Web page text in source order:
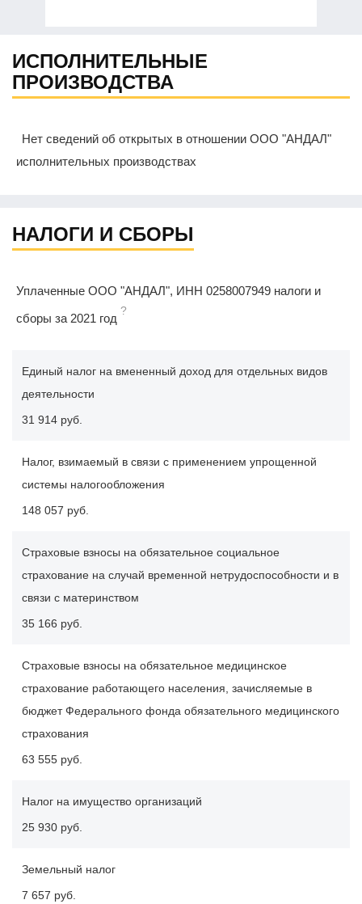
ИСПОЛНИТЕЛЬНЫЕ
ПРОИЗВОДСТВА
Нет сведений об открытых в отношении ООО "АНДАЛ"
исполнительных производствах
НАЛОГИ И СБОРЫ
Уплаченные ООО "АНДАЛ", ИНН 0258007949 налоги и
сборы за 2021 год
?
Единый налог на вмененный доход для отдельных видов
деятельности
31 914 руб.
Налог, взимаемый в связи с применением упрощенной
системы налогообложения
148 057 руб.
Страховые взносы на обязательное социальное
страхование на случай временной нетрудоспособности и в
связи с материнством
35 166 руб.
Страховые взносы на обязательное медицинское
страхование работающего населения, зачисляемые в
бюджет Федерального фонда обязательного медицинского
страхования
63 555 руб.
Налог на имущество организаций
25 930 руб.
Земельный налог
7 657 руб.